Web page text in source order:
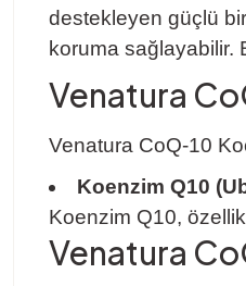
destekleyen güçlü
koruma sağlayabilir.
Venatura
Venatura CoQ-10
Koenzim Q10
Koenzim Q10,
Venatura